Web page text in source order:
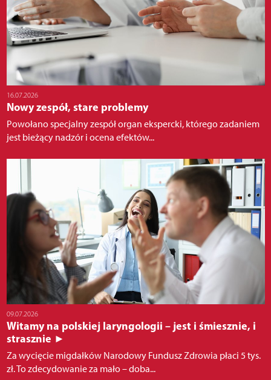
16.07.2026
Nowy zespół, stare problemy
Powołano specjalny zespół organ ekspercki, którego zadaniem
jest bieżący nadzór i ocena efektów...
09.07.2026
Witamy na polskiej laryngologii – jest i śmiesznie, i
strasznie ►
Za wycięcie migdałków Narodowy Fundusz Zdrowia płaci 5 tys.
zł. To zdecydowanie za mało – doba...